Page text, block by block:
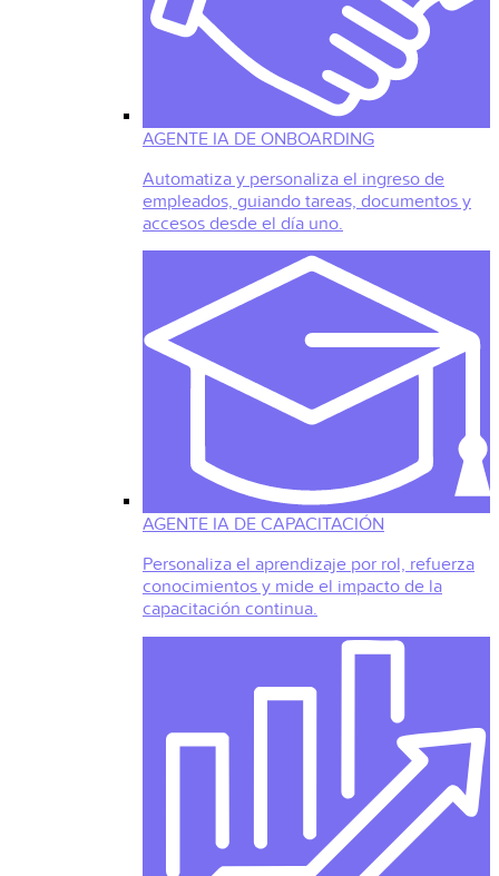
AGENTE IA DE ONBOARDING
Automatiza y personaliza el ingreso de
empleados, guiando tareas, documentos y
accesos desde el día uno.
AGENTE IA DE CAPACITACIÓN
Personaliza el aprendizaje por rol, refuerza
conocimientos y mide el impacto de la
capacitación continua.